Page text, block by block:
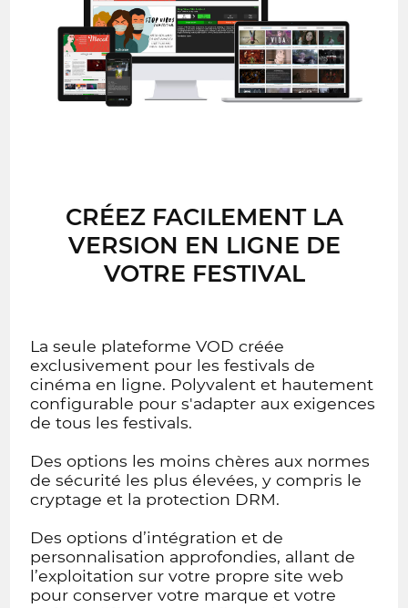
CRÉEZ FACILEMENT LA
VERSION EN LIGNE DE
VOTRE FESTIVAL
La seule plateforme VOD créée
exclusivement pour les festivals de
cinéma en ligne. Polyvalent et hautement
configurable pour s'adapter aux exigences
de tous les festivals.
Des options les moins chères aux normes
de sécurité les plus élevées, y compris le
cryptage et la protection DRM.
Des options d’intégration et de
personnalisation approfondies, allant de
l’exploitation sur votre propre site web
pour conserver votre marque et votre